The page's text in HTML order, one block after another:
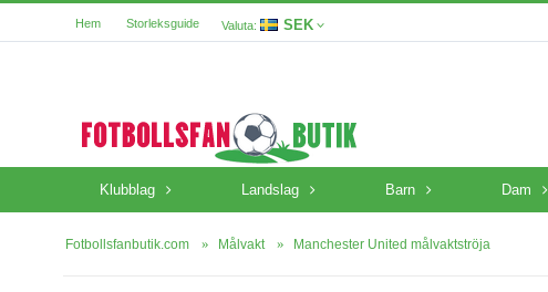
Hem Storleksguide Valuta: SEK
Klubblag Landslag Barn Dam
Fotbollsfanbutik.com Målvakt Manchester United målvaktströja